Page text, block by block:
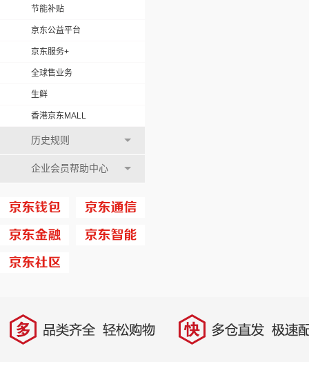
节能补贴
京东公益平台
京东服务+
全球售业务
生鲜
香港京东MALL
历史规则
企业会员帮助中心
多 品类齐全，轻松购物 快 多仓直发，极速配